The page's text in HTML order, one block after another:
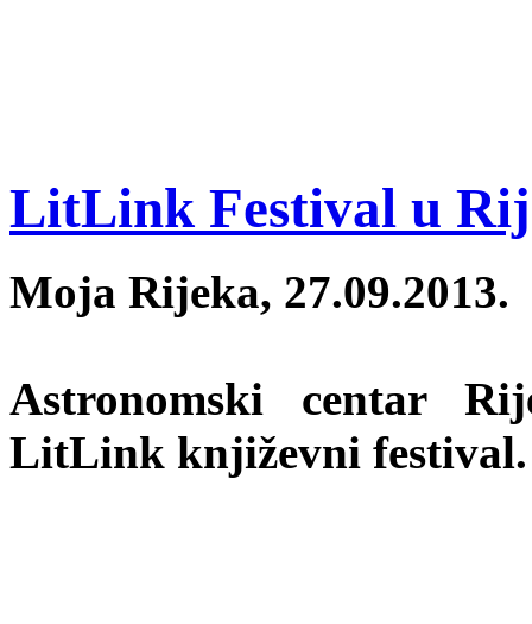
LitLink Festival u
Moja Rijeka, 27.09.2013.
Astronomski centar
LitLink književni festival.